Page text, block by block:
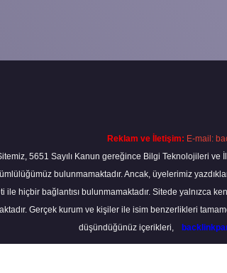
Reklam ve İletişim: E-mail:
5651 Sayılı Kanun gereğince Bilgi Teknolojileri ve
bulunmamaktadır. Ancak, üyelerimiz
ile hiçbir bağlantısı bulunmamaktadır. Sitede yalnızca
Gerçek kurum ve kişiler ile isim benzerlikleri
düşündüğünüz içerikleri,